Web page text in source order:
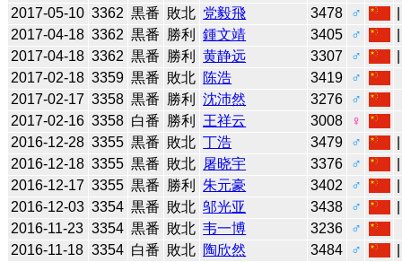
2017-05-10 3362 黒番 敗北 党毅飛 3478 ♂
2017-04-18 3362 黒番 勝利 鍾文靖 3405 ♂
2017-04-18 3362 黒番 勝利 黄静远 3307 ♂
2017-02-18 3359 黒番 敗北 陈浩 3419
♂
2017-02-17 3358 黒番 勝利 沈沛然 3276
♂
2017-02-16 3358 白番 勝利 王祥云 3008
♀
2016-12-28 3355 黒番 敗北 丁浩 3479 ♂
2016-12-18 3355 黒番 敗北 屠晓宇 3376 ♂
2016-12-17 3355 黒番 勝利 朱元豪 3402 ♂
2016-12-03 3354 黒番 敗北 邬光亚 3438 ♂
2016-11-23 3354 黒番 敗北 韦一博 3236
♂
2016-11-18 3354 白番 敗北 陶欣然 3484 ♂